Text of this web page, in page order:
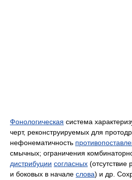
Фонологическая система
черт, реконструируемых для
нефонематичность
смычных; ограничения
дистрибуции согласных
и боковых в начале слова) и др.